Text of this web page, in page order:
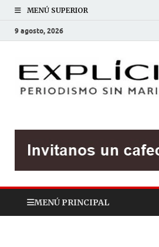
MENÚ SUPERIOR
9 agosto, 2026
MENÚ PRINCIPAL